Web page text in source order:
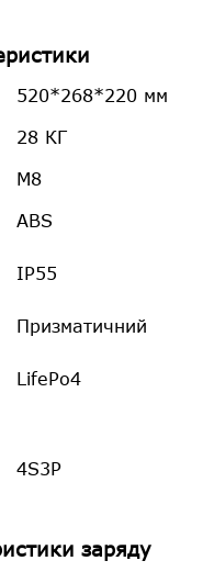
520*268*220 мм
28 КГ
M8
ABS
IP55
Призматичний
LifePo4
4S3P
заряду